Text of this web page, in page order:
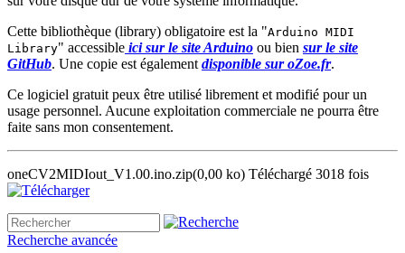
Cette bibliothèque (library) obligatoire est la "Arduino MIDI
Library" accessible ici sur le site Arduino ou bien sur le site
GitHub. Une copie est égalementdisponible sur oZoe.fr.
Ce logiciel gratuit peux être utilisé librement et modifié pour un
usage personnel. Aucune exploitation commerciale ne pourra être
faite sans mon consentement.
oneCV2MIDIout_V1.00.ino.zip(0,00 ko) Téléchargé 3018 fois
Recherche avancée